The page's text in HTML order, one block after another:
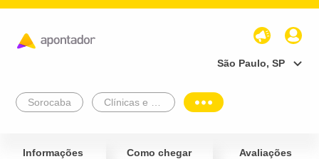
São Paulo, SP
Sorocaba
Informações Como chegar Avaliações